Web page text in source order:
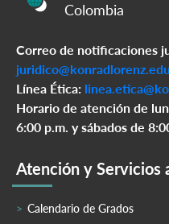
Colombia
Correo de notificaciones
Línea Ética:
Horario de atención de
6:00 p.m. y sábados de
Atención y Servicios
Calendario de Grados